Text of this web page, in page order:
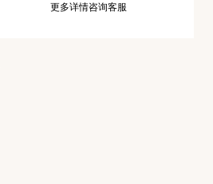
更多详情咨询客服